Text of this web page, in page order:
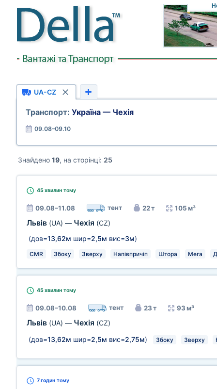
UA-CZ
Транспорт: Україна — Чехія
09.08–09.10
Знайдено 19, на сторінці: 25
45 хвилин тому
09.08–11.08 тент 22 т 105 м³
Львів (UA) — Чехія (CZ)
(дов=13,62м шир=2,5м вис=3м)
CMR Збоку Зверху Напівпричіп Штора Мега
45 хвилин тому
09.08–10.08 тент 23 т 93 м³
Львів (UA) — Чехія (CZ)
(дов=13,62м шир=2,5м вис=2,75м) Збоку Зверху
7 годин тому